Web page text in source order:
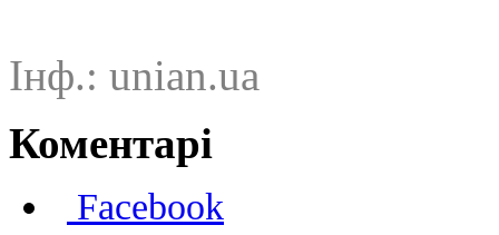
Інф.: unian.ua
Коментарі
Facebook